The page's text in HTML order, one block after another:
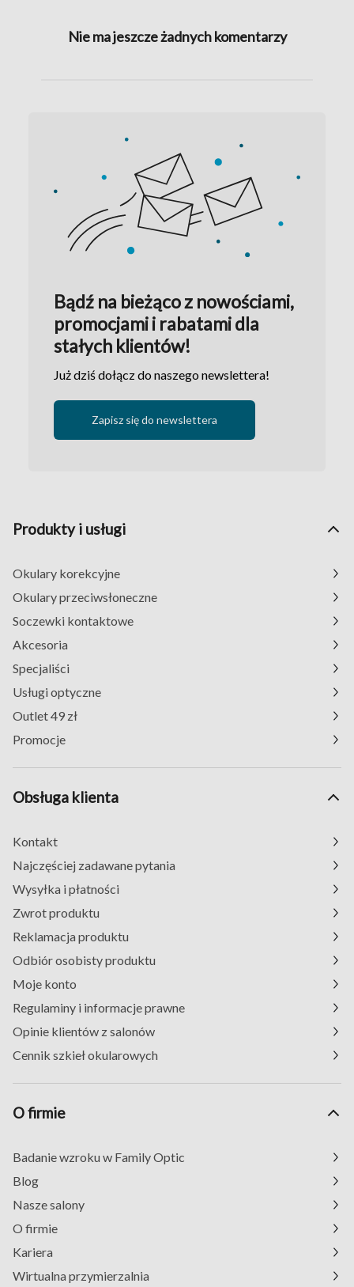
Nie ma jeszcze żadnych komentarzy
Bądź na bieżąco z nowościami,
promocjami i rabatami dla
stałych klientów!
Już dziś dołącz do naszego newslettera!
Zapisz się do newslettera
Produkty i usługi
Okulary korekcyjne
Okulary przeciwsłoneczne
Soczewki kontaktowe
Akcesoria
Specjaliści
Usługi optyczne
Outlet 49 zł
Promocje
Obsługa klienta
Kontakt
Najczęściej zadawane pytania
Wysyłka i płatności
Zwrot produktu
Reklamacja produktu
Odbiór osobisty produktu
Moje konto
Regulaminy i informacje prawne
Opinie klientów z salonów
Cennik szkieł okularowych
O firmie
Badanie wzroku w Family Optic
Blog
Nasze salony
O firmie
Kariera
Wirtualna przymierzalnia